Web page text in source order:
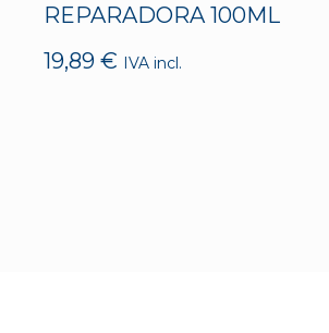
REPARADORA 100ML
19,89 € IVA incl.